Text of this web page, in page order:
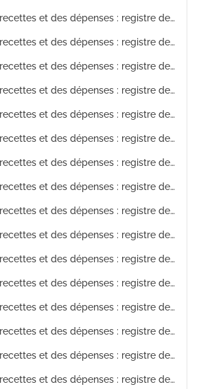
Livre de compte des recettes et des dépenses : registre des comptes ouverts sur les allocations de dépenses pour l'année 1850
Livre de compte des recettes et des dépenses : registre des comptes ouverts sur les allocations de dépenses pour l'année 1851
Livre de compte des recettes et des dépenses : registre des comptes ouverts sur les allocations de dépenses pour l'année 1852
Livre de compte des recettes et des dépenses : registre des comptes ouverts sur les allocations de dépenses pour l'année 1853
Livre de compte des recettes et des dépenses : registre des comptes ouverts sur les allocations de dépenses pour l'année 1854
Livre de compte des recettes et des dépenses : registre des comptes ouverts sur les allocations de dépenses pour l'année 1855
Livre de compte des recettes et des dépenses : registre des comptes ouverts sur les allocations de dépenses pour l'année 1856
Livre de compte des recettes et des dépenses : registre des comptes ouverts sur les allocations de dépenses pour l'année 1857
Livre de compte des recettes et des dépenses : registre des comptes ouverts sur les allocations de dépenses pour l'année 1858
Livre de compte des recettes et des dépenses : registre des comptes ouverts sur les allocations de dépenses pour l'année 1859
Livre de compte des recettes et des dépenses : registre des comptes ouverts sur les allocations de dépenses pour l'année 1860
Livre de compte des recettes et des dépenses : registre des comptes ouverts sur les allocations de dépenses pour l'année 1862
Livre de compte des recettes et des dépenses : registre des comptes ouverts sur les allocations de dépenses pour l'année 1864
Livre de compte des recettes et des dépenses : registre des comptes ouverts sur les allocations de dépenses pour l'année 1865
Livre de compte des recettes et des dépenses : registre des comptes ouverts sur les allocations de dépenses pour l'année 1866
Livre de compte des recettes et des dépenses : registre des comptes ouverts sur les allocations de dépenses pour l'année 1867